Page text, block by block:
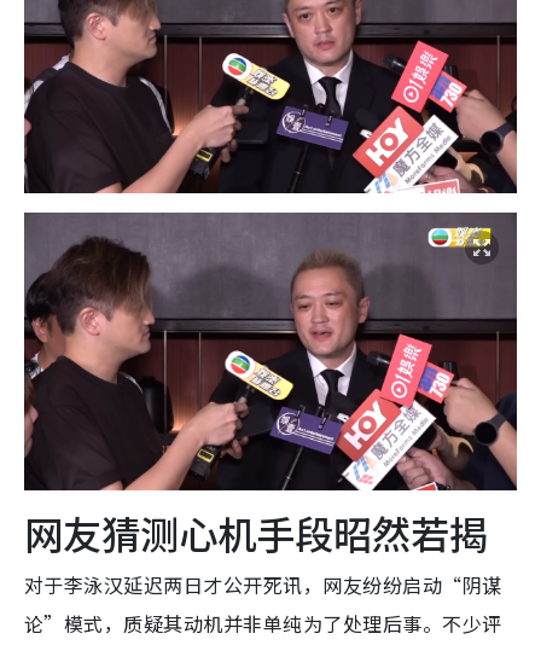
网友猜测心机手段昭然若揭
对于李泳汉延迟两日才公开死讯，网友纷纷启动“阴谋
论”模式，质疑其动机并非单纯为了处理后事。不少评